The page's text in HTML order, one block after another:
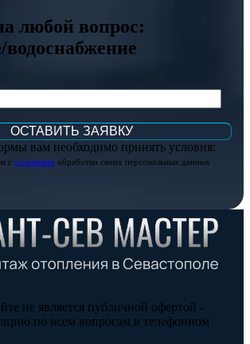
любой вопрос:
водоснабжение
вам необходимо принять условия:
с условиями обработки своих персональных данных
не является публичной офертой -
по всем вопросам в телефонном